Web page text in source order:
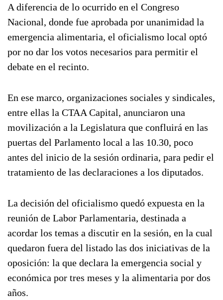
A diferencia de lo ocurrido en el Congreso
Nacional, donde fue aprobada por unanimidad la
emergencia alimentaria, el oficialismo local optó
por no dar los votos necesarios para permitir el
debate en el recinto.
En ese marco, organizaciones sociales y sindicales,
entre ellas la CTAA Capital, anunciaron una
movilización a la Legislatura que confluirá en las
puertas del Parlamento local a las 10.30, poco
antes del inicio de la sesión ordinaria, para pedir el
tratamiento de las declaraciones a los diputados.
La decisión del oficialismo quedó expuesta en la
reunión de Labor Parlamentaria, destinada a
acordar los temas a discutir en la sesión, en la cual
quedaron fuera del listado las dos iniciativas de la
oposición: la que declara la emergencia social y
económica por tres meses y la alimentaria por dos
años.